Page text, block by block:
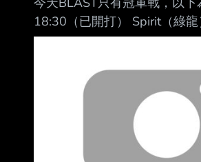
2.Dead Cells + The Bad
https://
18:30（已開打）
vs MOUZ（老鼠） BO5，先
Mirage（MOUZ選） Map 3：
選） Map 4：Nuke（MOUZ
Cache（決勝圖） 官方直播：
https://www.youtube.com/
Twitch： https://www.twitch